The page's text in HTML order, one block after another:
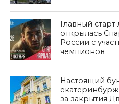
Главный старт
открылась
России с
чемпионов
Настоящий
за закрытия